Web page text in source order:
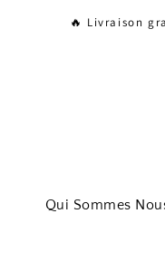
🔥 Livraison
Qui Sommes